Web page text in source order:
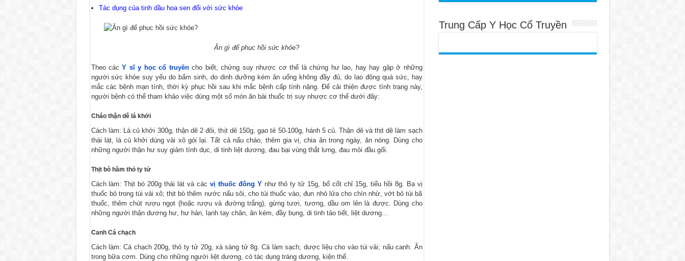
Tác dụng của tinh dầu hoa sen đối với sức khỏe
Ăn gì để phục hồi sức khỏe?
Theo cácY sĩ y học cổ truyềncho biết, chứng suy nhược cơ thể là chứng hư lao, hay hay gặp ở những
người sức khỏe suy yếu do bẩm sinh, do dinh dưỡng kém ăn uống không đầy đủ, do lao động quá sức, hay
mắc các bệnh mạn tính, thời kỳ phục hồi sau khi mắc bệnh cấp tính nặng. Để cải thiện được tình trạng này,
người bệnh có thể tham khảo việc dùng một số món ăn bài thuốc trị suy nhược cơ thể dưới đây:
Cháo thận dê lá khởi
Cách làm: Lá củ khởi 300g, thận dê 2 đôi, thịt dê 150g, gạo tẻ 50-100g, hành 5 củ. Thận dê và thịt dê làm sạch
thái lát, lá củ khởi dùng vải xô gói lại. Tất cả nấu cháo, thêm gia vị, chia ăn trong ngày, ăn nóng. Dùng cho
những người thận hư suy giảm tính dục, di tinh liệt dương, đau bại vùng thắt lưng, đau mỏi đầu gối.
Thịt bò hầm thỏ ty tử
Cách làm: Thịt bò 200g thái lát và các vị thuốc đông Ynhư thỏ ty tử 15g, bổ cốt chỉ 15g, tiểu hồi 8g. Ba vị
thuốc bỏ trong túi vải xô; thịt bò thêm nước nấu sôi, cho túi thuốc vào, đun nhỏ lửa cho chín nhừ, vớt bỏ túi bã
thuốc, thêm chút rượu ngọt (hoặc rượu và đường trắng), gừng tươi, tương, dầu om lên là được. Dùng cho
những người thận dương hư, hư hàn, lạnh tay chân, ăn kém, đầy bụng, di tinh tảo tiết, liệt dương…
Canh Cá chạch
Cách làm: Cá chạch 200g, thỏ ty tử 20g, xà sàng tử 8g. Cá làm sạch; dược liệu cho vào túi vải; nấu canh. Ăn
trong bữa cơm. Dùng cho những người liệt dương, có tác dụng tráng dương, kiện thể.
Trung Cấp Y Học Cổ Truyền